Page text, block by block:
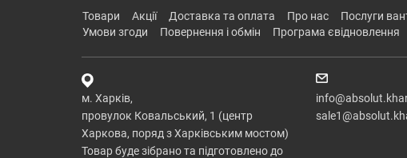
товари акції доставка та оплата про нас послуги
умови згоди
повернення і обмін програма євідновлення
м. Харків,
провулок Ковальський, 1 (центр
Харкова, поряд з Харківським мостом)
Товар буде зібрано та підготовлено до